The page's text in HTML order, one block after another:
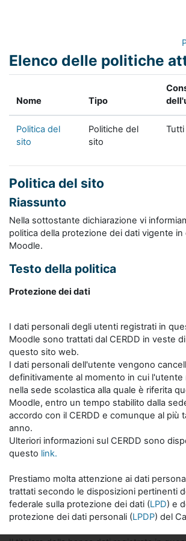
Elenco delle politiche
Nome Tipo
Politica del
sito
Politiche del
sito
Politica del sito
Riassunto
Nella sottostante dichiarazione vi
politica della protezione dei dati vigente
Moodle.
Testo della politica
Protezione dei dati
I dati personali degli utenti registrati in
Moodle sono trattati dal CERDD in veste
questo sito web.
I dati personali dell'utente vengono
definitivamente al momento in cui l'utente
nella sede scolastica alla quale è riferita
Moodle, entro un tempo stabilito dalla
accordo con il CERDD e comunque al più
anno.
Ulteriori informazioni sul CERDD sono
questo link.
Prestiamo molta attenzione ai dati
trattati secondo le disposizioni pertinenti
federale sulla protezione dei dati (LPD) e
protezione dei dati personali (LPDP) del